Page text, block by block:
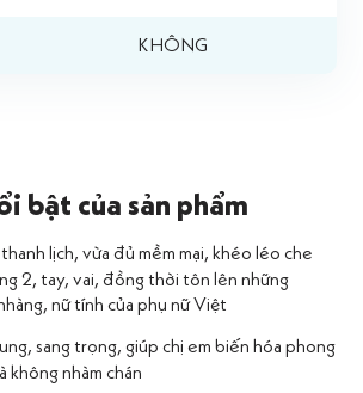
KHÔNG
bật của sản phẩm
lịch, vừa đủ mềm mại, khéo léo che
2, tay, vai, đồng thời tôn lên những
nữ tính của phụ nữ Việt
sang trọng, giúp chị em biến hóa phong
không nhàm chán